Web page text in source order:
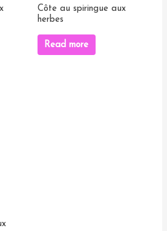
Côte au spiringue aux
herbes
Read more